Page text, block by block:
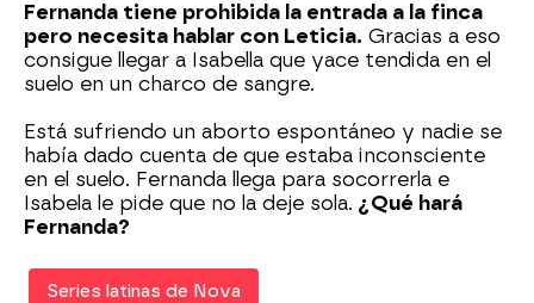
Fernanda tiene prohibida la entrada a la finca
pero necesita hablar con Leticia. Gracias a eso
consigue llegar a Isabella que yace tendida en el
suelo en un charco de sangre.
Está sufriendo un aborto espontáneo y nadie se
había dado cuenta de que estaba inconsciente
en el suelo. Fernanda llega para socorrerla e
Isabela le pide que no la deje sola. ¿Qué hará
Fernanda?
Series latinas de Nova